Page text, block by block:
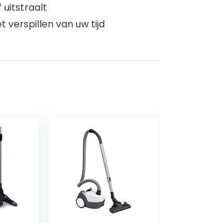
uitstraalt
verspillen van uw tijd